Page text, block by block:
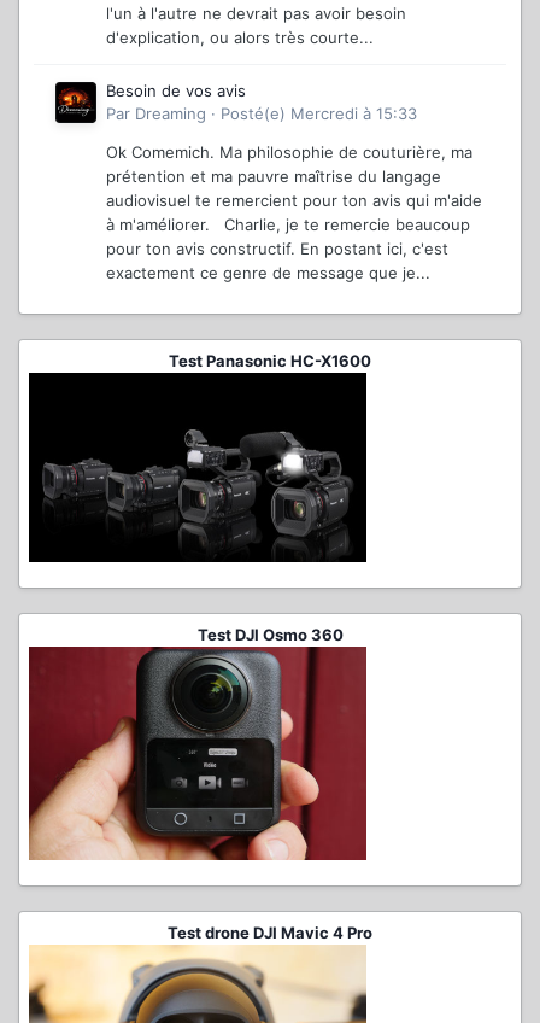
l'un à l'autre ne devrait pas avoir besoin
d'explication, ou alors très courte...
Besoin de vos avis
Par Dreaming · Posté(e) Mercredi à 15:33
Ok Comemich. Ma philosophie de couturière, ma
prétention et ma pauvre maîtrise du langage
audiovisuel te remercient pour ton avis qui m'aide
à m'améliorer. Charlie, je te remercie beaucoup
pour ton avis constructif. En postant ici, c'est
exactement ce genre de message que je...
Test Panasonic HC-X1600
Test DJI Osmo 360
Test drone DJI Mavic 4 Pro